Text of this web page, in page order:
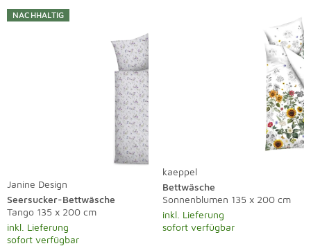
NACHHALTIG
Janine Design
Seersucker-Bettwäsche
Tango 135 x 200 cm
inkl. Lieferung
sofort verfügbar
kaeppel
Bettwäsche
Sonnenblumen 135 x 200 cm
inkl. Lieferung
sofort verfügbar